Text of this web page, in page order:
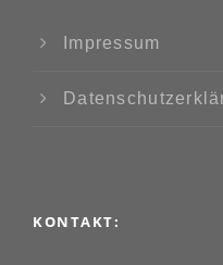
Impressum
KONTAKT: